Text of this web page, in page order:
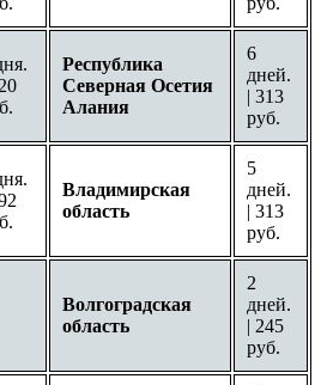
Республика
Северная Осетия
Алания
6
дней.
| 313
руб.
Владимирская
область
5
дней.
| 313
руб.
Волгоградская
область
2
дней.
| 245
руб.